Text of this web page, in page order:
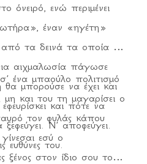
όνειρό, ενώ περιμένει
έναν «ηγέτη»
τα δεινά τα οποία ο
αιχμαλωσία πάγωσε
θα μπορούσε να έχει και
και πότε να
Ν’ αποφεύγει.
του.
ένα μπαούλο πολιτισμό
μη και του τη μαγαρίσει ο
τον φυλάς κάπου
εσύ ο
στον ίδιο σου τον